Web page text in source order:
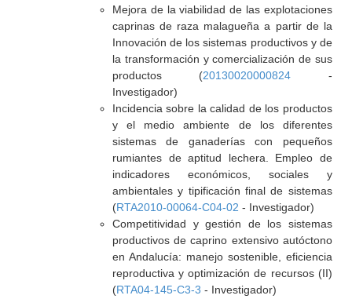
Mejora de la viabilidad de las explotaciones
caprinas de raza malagueña a partir de la
Innovación de los sistemas productivos y de
la transformación y comercialización de sus
productos (20130020000824 -
Investigador)
Incidencia sobre la calidad de los productos
y el medio ambiente de los diferentes
sistemas de ganaderías con pequeños
rumiantes de aptitud lechera. Empleo de
indicadores económicos, sociales y
ambientales y tipificación final de sistemas
(RTA2010-00064-C04-02 - Investigador)
Competitividad y gestión de los sistemas
productivos de caprino extensivo autóctono
en Andalucía: manejo sostenible, eficiencia
reproductiva y optimización de recursos (II)
(RTA04-145-C3-3 - Investigador)